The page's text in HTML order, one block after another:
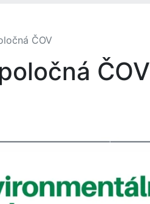
ČOV
ČOV